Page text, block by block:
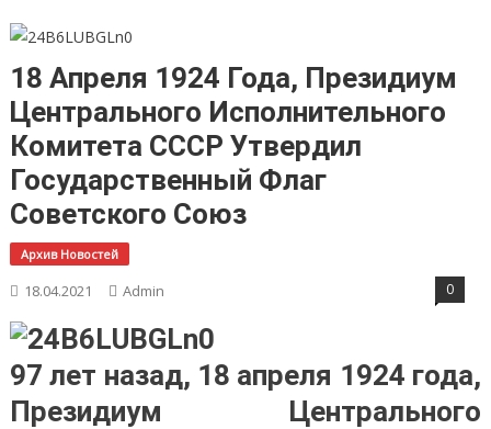
18 Апреля 1924 Года, Президиум
Центрального Исполнительного
Комитета СССР Утвердил
Государственный Флаг
Советского Союз
Архив Новостей
18.04.2021 Admin 0
97 лет назад, 18 апреля 1924 года,
Президиум Центрального